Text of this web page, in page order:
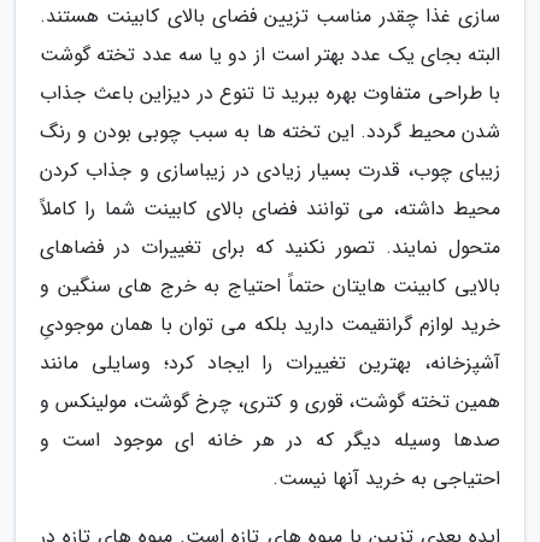
سازی غذا چقدر مناسب تزیین فضای بالای کابینت هستند.
البته بجای یک عدد بهتر است از دو یا سه عدد تخته گوشت
با طراحی متفاوت بهره ببرید تا تنوع در دیزاین باعث جذاب
شدن محیط گردد. این تخته ها به سبب چوبی بودن و رنگ
زیبای چوب، قدرت بسیار زیادی در زیباسازی و جذاب کردن
محیط داشته، می توانند فضای بالای کابینت شما را کاملاً
متحول نمایند. تصور نکنید که برای تغییرات در فضاهای
بالایی کابینت هایتان حتماً احتیاج به خرج های سنگین و
خرید لوازم گرانقیمت دارید بلکه می توان با همان موجودیِ
آشپزخانه، بهترین تغییرات را ایجاد کرد؛ وسایلی مانند
همین تخته گوشت، قوری و کتری، چرخ گوشت، مولینکس و
صدها وسیله دیگر که در هر خانه ای موجود است و
احتیاجی به خرید آنها نیست.